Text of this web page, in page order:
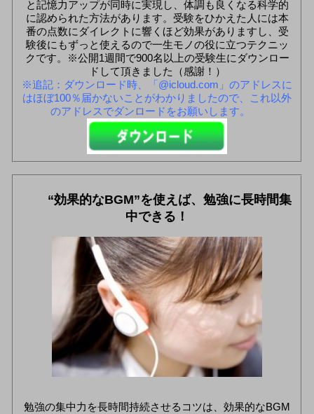
と記憶力アップが同時に実現し、体調も良くなる科学的
に認められた方法があります。受験をひかえた人には本
番の点数にダイレクトに響くほど効果がありますし、受
験後にもずっと使えるので一生モノの役に立つテクニッ
クです。※公開1週間で900名以上の受験生にダウンロー
ドして頂きました（感謝！）
※追記：ダウンロード時、「@icloud.com」のアドレスに
はほぼ100％届かないことがわかりましたので、これ以外
のアドレスでダンロードをお願いします。
“効果的なBGM”を使えば、勉強に長時間集
中できる！
勉強の集中力を長時間持続させるコツは、効果的なBGM